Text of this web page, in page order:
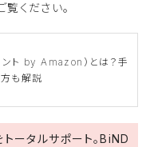
ください。
ント by Amazon）とは？手
も解説
ータルサポート。BiND